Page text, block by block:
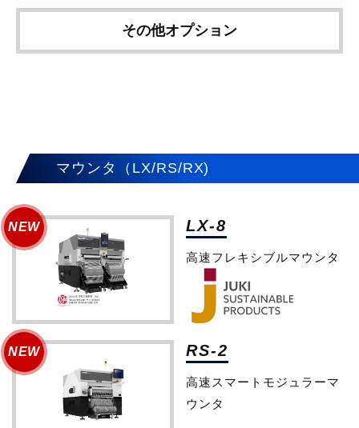
その他オプション
マウンタ（LX/RS/RX)
LX-8
高速フレキシブルマウンタ
RS-2
高速スマートモジュラーマ
ウンタ